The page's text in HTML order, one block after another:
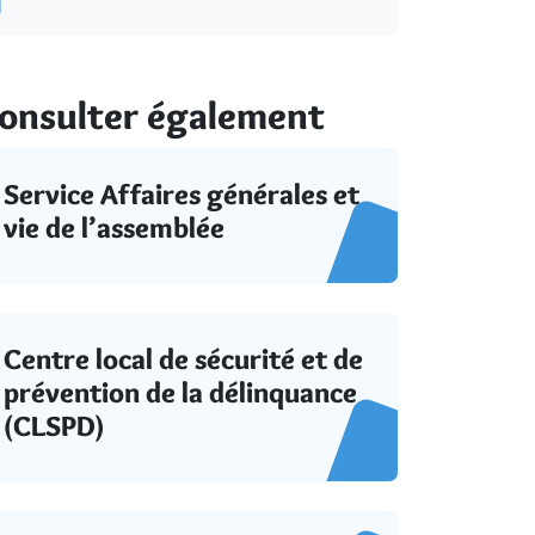
également
Service Affaires générales et
vie de l’assemblée
Centre local de sécurité et de
prévention de la délinquance
(CLSPD)